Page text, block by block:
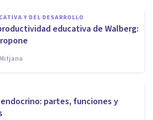
Y DEL DESARROLLO
educativa de Walberg:
partes, funciones y